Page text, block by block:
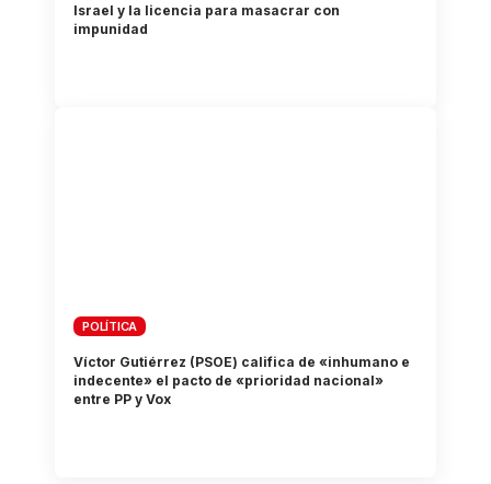
Israel y la licencia para masacrar con
impunidad
POLÍTICA
Víctor Gutiérrez (PSOE) califica de «inhumano e
indecente» el pacto de «prioridad nacional»
entre PP y Vox